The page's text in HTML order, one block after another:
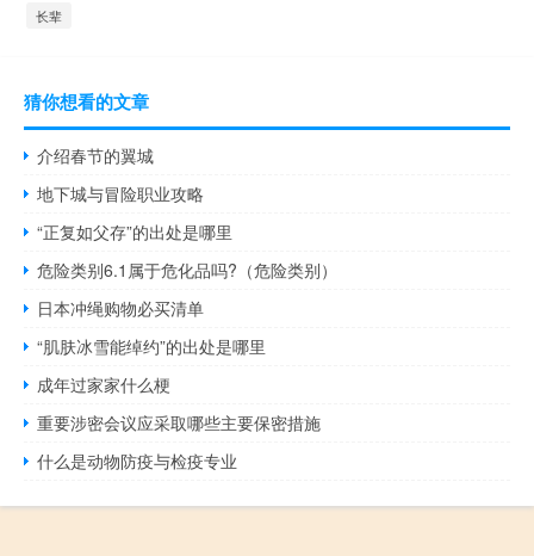
长辈
猜你想看的文章
介绍春节的翼城
地下城与冒险职业攻略
“正复如父存”的出处是哪里
危险类别6.1属于危化品吗?（危险类别）
日本冲绳购物必买清单
“肌肤冰雪能绰约”的出处是哪里
成年过家家什么梗
重要涉密会议应采取哪些主要保密措施
什么是动物防疫与检疫专业